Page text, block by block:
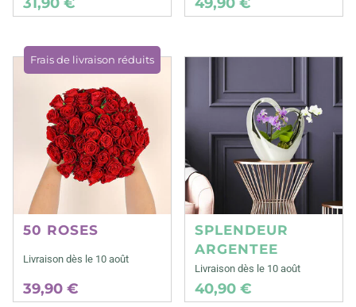
Frais de livraison réduits
50 ROSES
Livraison dès le 10 août
39,90 €
SPLENDEUR
ARGENTEE
Livraison dès le 10 août
40,90 €